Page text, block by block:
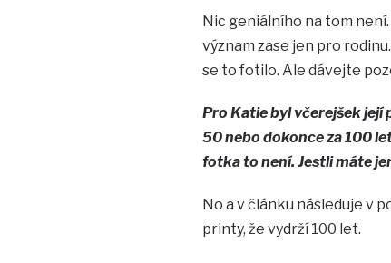
Nic geniálního na tom
význam zase jen pro
se to fotilo. Ale dávejte
Pro Katie byl včerejšek její
50 nebo dokonce za 100
fotka to není. Jestli máte
No a v článku následuje v
printy, že vydrží 100 let.